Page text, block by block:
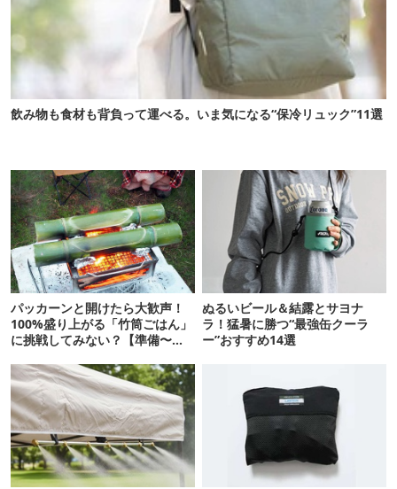
飲み物も食材も背負って運べる。いま気になる“保冷リュック”11選
パッカーンと開けたら大歓声！
100%盛り上がる「竹筒ごはん」
に挑戦してみない？【準備〜炊
ぬるいビール＆結露とサヨナ
ラ！猛暑に勝つ“最強缶クーラ
ー”おすすめ14選